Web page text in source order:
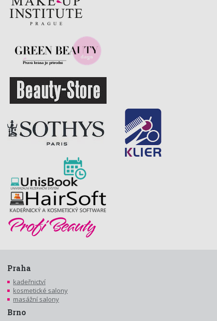
Praha
kadeřnictví
kosmetické salony
masážní salony
Brno